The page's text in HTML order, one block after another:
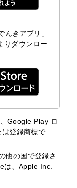
きアプリ」
りダウンロー
Google Play ロ
登録商標で
他の国で登録さ
は、Apple Inc.